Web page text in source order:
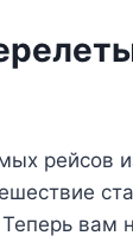
рейсов
Теперь вам